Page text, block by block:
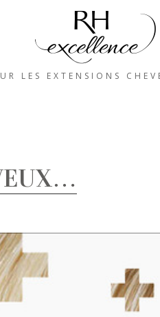
LES EXTENSIONS